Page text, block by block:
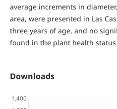
average increments in
area, were presented in Las
three years of age, and no
found in the plant health
Downloads